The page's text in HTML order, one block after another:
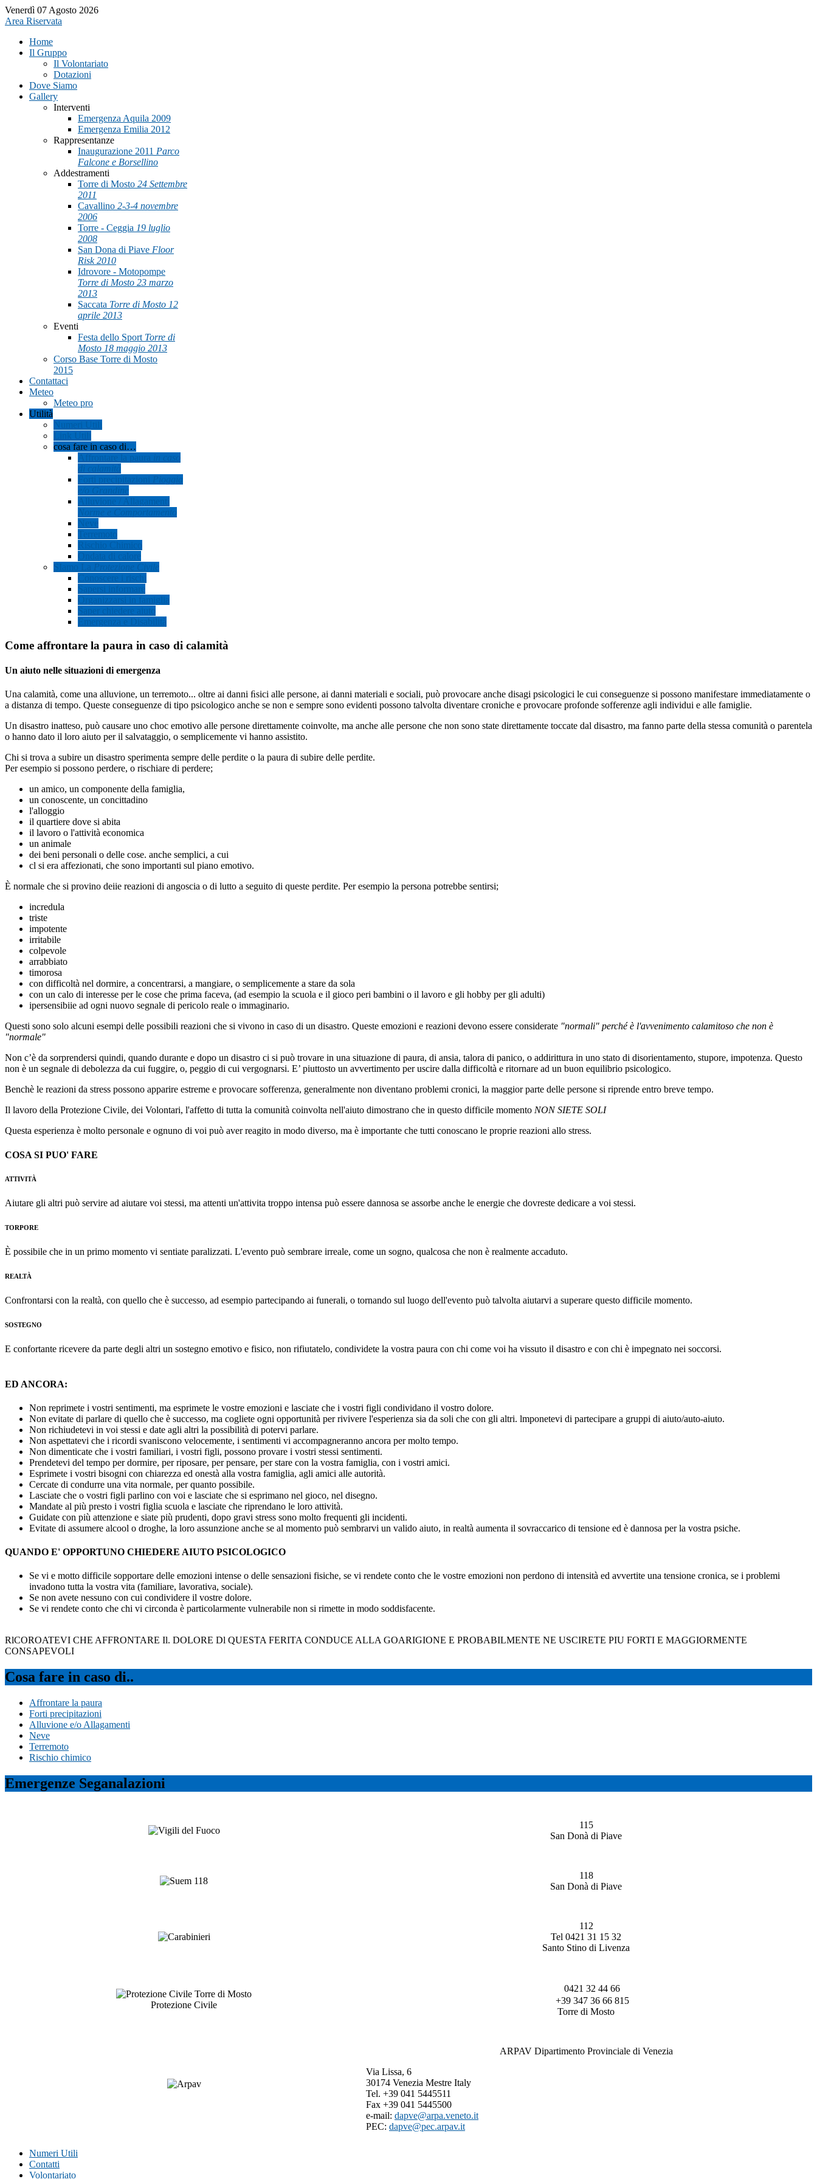
Venerdì 07 Agosto 2026
Area Riservata
Home
Il Gruppo
Il Volontariato
Dotazioni
Dove Siamo
Gallery
Interventi
Emergenza Aquila 2009
Emergenza Emilia 2012
Rappresentanze
Inaugurazione 2011 Parco
Falcone e Borsellino
Addestramenti
Torre di Mosto 24 Settembre
2011
Cavallino 2-3-4 novembre
2006
Torre - Ceggia 19 luglio
2008
San Dona di Piave Floor
Risk 2010
Idrovore - Motopompe
Torre di Mosto 23 marzo
2013
Saccata Torre di Mosto 12
aprile 2013
Eventi
Festa dello Sport Torre di
Mosto 18 maggio 2013
Corso Base Torre di Mosto
2015
Contattaci
Meteo
Meteo pro
Utilità
Numeri Utili
Link Utili
cosa fare in caso di…
Affrontare la paura in caso
di calamità
Forti precipitazioni
Pioggia
e/o Grandine
Alluvione / Allagamenti
Norme e Comportamento
Neve
Terremoto
Rischio Chimico
Ondata di calore
SIamo La Protezione Civile
Conoscere i rischi
Sapersi informare
Organizzarsi in famiglia
Saper chiedere aiuto
Emergenza e Disabilità
Come affrontare la paura in caso di calamità
Un aiuto nelle situazioni di emergenza
Una calamità, come una alluvione, un terremoto... oltre ai danni ﬁsici alle persone, ai danni materiali e sociali, può provocare anche disagi psicologici le cui conseguenze si possono manifestare immediatamente o
a distanza di tempo. Queste conseguenze di tipo psicologico anche se non e sempre sono evidenti possono talvolta diventare croniche e provocare profonde sofferenze agli individui e alle famiglie.
Un disastro inatteso, può causare uno choc emotivo alle persone direttamente coinvolte, ma anche alle persone che non sono state direttamente toccate dal disastro, ma fanno parte della stessa comunità o parentela
o hanno dato il loro aiuto per il salvataggio, o semplicemente vi hanno assistito.
Chi si trova a subire un disastro sperimenta sempre delle perdite o la paura di subire delle perdite.
Per esempio si possono perdere, o rischiare di perdere;
un amico, un componente della famiglia,
un conoscente, un concittadino
l'alloggio
il quartiere dove si abita
il lavoro o l'attività economica
un animale
dei beni personali o delle cose. anche semplici, a cui
cl si era affezionati, che sono importanti sul piano emotivo.
È normale che si provino deiie reazioni di angoscia o di lutto a seguito di queste perdite. Per esempio la persona potrebbe sentirsi;
incredula
triste
impotente
irritabile
colpevole
arrabbiato
timorosa
con difficoltà nel dormire, a concentrarsi, a mangiare, o semplicemente a stare da sola
con un calo di interesse per le cose che prima faceva, (ad esempio la scuola e il gioco peri bambini o il lavoro e gli hobby per gli adulti)
ipersensibiie ad ogni nuovo segnale di pericolo reale o immaginario.
Questi sono solo alcuni esempi delle possibili reazioni che si vivono in caso di un disastro. Queste emozioni e reazioni devono essere considerate "normali" perché è l'avvenimento calamitoso che non è
"normale"
Non c’è da sorprendersi quindi, quando durante e dopo un disastro ci si può trovare in una situazione di paura, di ansia, talora di panico, o addirittura in uno stato di disorientamento, stupore, impotenza. Questo
non è un segnale di debolezza da cui fuggire, o, peggio di cui vergognarsi. E’ piuttosto un avvertimento per uscire dalla difficoltà e ritornare ad un buon equilibrio psicologico.
Benchè le reazioni da stress possono apparire estreme e provocare sofferenza, generalmente non diventano problemi cronici, la maggior parte delle persone si riprende entro breve tempo.
Il lavoro della Protezione Civile, dei Volontari, l'affetto di tutta la comunità coinvolta nell'aiuto dimostrano che in questo difficile momento NON SIETE SOLI
Questa esperienza è molto personale e ognuno di voi può aver reagito in modo diverso, ma è importante che tutti conoscano le proprie reazioni allo stress.
COSA SI PUO' FARE
ATTIVITÀ
Aiutare gli altri può servire ad aiutare voi stessi, ma attenti un'attivita troppo intensa può essere dannosa se assorbe anche le energie che dovreste dedicare a voi stessi.
TORPORE
È possibile che in un primo momento vi sentiate paralizzati. L'evento può sembrare irreale, come un sogno, qualcosa che non è realmente accaduto.
REALTÀ
Confrontarsi con la realtà, con quello che è successo, ad esempio partecipando ai funerali, o tornando sul luogo dell'evento può talvolta aiutarvi a superare questo difficile momento.
SOSTEGNO
E confortante ricevere da parte degli altri un sostegno emotivo e fisico, non rifiutatelo, condividete la vostra paura con chi come voi ha vissuto il disastro e con chi è impegnato nei soccorsi.
ED ANCORA:
Non reprimete i vostri sentimenti, ma esprimete le vostre emozioni e lasciate che i vostri figli condividano il vostro dolore.
Non evitate di parlare di quello che è successo, ma cogliete ogni opportunità per rivivere l'esperienza sia da soli che con gli altri. lmponetevi di partecipare a gruppi di aiuto/auto-aiuto.
Non richiudetevi in voi stessi e date agli altri la possibilità di potervi parlare.
Non aspettatevi che i ricordi svaniscono velocemente, i sentimenti vi accompagneranno ancora per molto tempo.
Non dimenticate che i vostri familiari, i vostri figli, possono provare i vostri stessi sentimenti.
Prendetevi del tempo per dormire, per riposare, per pensare, per stare con la vostra famiglia, con i vostri amici.
Esprimete i vostri bisogni con chiarezza ed onestà alla vostra famiglia, agli amici alle autorità.
Cercate di condurre una vita normale, per quanto possibile.
Lasciate che o vostri figli parlino con voi e lasciate che si esprimano nel gioco, nel disegno.
Mandate al più presto i vostri figlia scuola e lasciate che riprendano le loro attività.
Guidate con più attenzione e siate più prudenti, dopo gravi stress sono molto frequenti gli incidenti.
Evitate di assumere alcool o droghe, la loro assunzione anche se al momento può sembrarvi un valido aiuto, in realtà aumenta il sovraccarico di tensione ed è dannosa per la vostra psiche.
QUANDO E' OPPORTUNO CHIEDERE AIUTO PSICOLOGICO
Se vi e motto difficile sopportare delle emozioni intense o delle sensazioni fisiche, se vi rendete conto che le vostre emozioni non perdono di intensità ed avvertite una tensione cronica, se i problemi
invadono tutta la vostra vita (familiare, lavorativa, sociale).
Se non avete nessuno con cui condividere il vostre dolore.
Se vi rendete conto che chi vi circonda è particolarmente vulnerabile non si rimette in modo soddisfacente.
RlCOROATEVI CHE AFFRONTARE Il. DOLORE Dl QUESTA FERITA CONDUCE ALLA GOARIGIONE E PROBABILMENTE NE USCIRETE PIU FORTI E MAGGIORMENTE
CONSAPEVOLI
Cosa fare in caso di..
Affrontare la paura
Forti precipitazioni
Alluvione e/o Allagamenti
Neve
Terremoto
Rischio chimico
Emergenze Seganalazioni
115
San Donà di Piave
118
San Donà di Piave
112
Tel 0421 31 15 32
Santo Stino di Livenza
Protezione Civile
0421 32 44 66
+39 347 36 66 815
Torre di Mosto
ARPAV Dipartimento Provinciale di Venezia
Via Lissa, 6
30174 Venezia Mestre Italy
Tel. +39 041 5445511
Fax +39 041 5445500
e-mail: dapve@arpa.veneto.it
PEC: dapve@pec.arpav.it
Numeri Utili
Contatti
Volontariato